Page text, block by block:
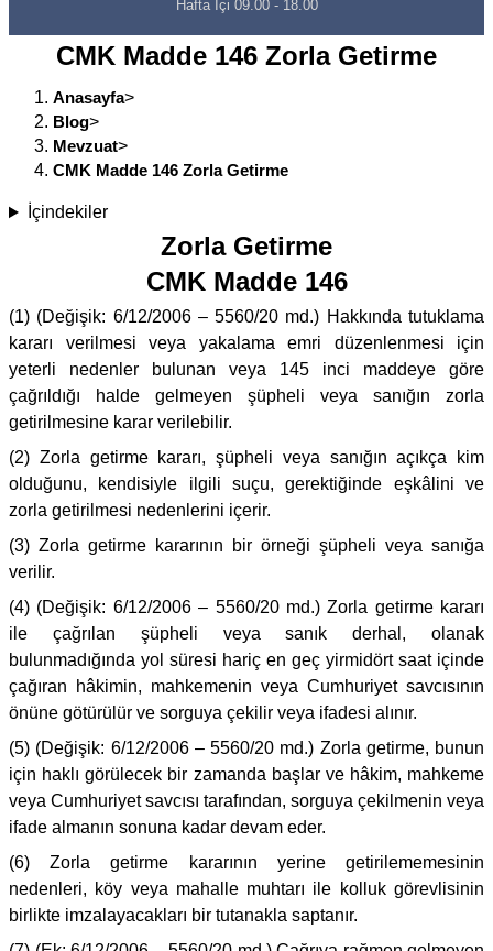
Hafta İçi 09.00 - 18.00
CMK Madde 146 Zorla Getirme
Anasayfa>
Blog>
Mevzuat>
CMK Madde 146 Zorla Getirme
İçindekiler
Zorla Getirme
CMK Madde 146
(1) (Değişik: 6/12/2006 – 5560/20 md.) Hakkında tutuklama
kararı verilmesi veya yakalama emri düzenlenmesi için
yeterli nedenler bulunan veya 145 inci maddeye göre
çağrıldığı halde gelmeyen şüpheli veya sanığın zorla
getirilmesine karar verilebilir.
(2) Zorla getirme kararı, şüpheli veya sanığın açıkça kim
olduğunu, kendisiyle ilgili suçu, gerektiğinde eşkâlini ve
zorla getirilmesi nedenlerini içerir.
(3) Zorla getirme kararının bir örneği şüpheli veya sanığa
verilir.
(4) (Değişik: 6/12/2006 – 5560/20 md.) Zorla getirme kararı
ile çağrılan şüpheli veya sanık derhal, olanak
bulunmadığında yol süresi hariç en geç yirmidört saat içinde
çağıran hâkimin, mahkemenin veya Cumhuriyet savcısının
önüne götürülür ve sorguya çekilir veya ifadesi alınır.
(5) (Değişik: 6/12/2006 – 5560/20 md.) Zorla getirme, bunun
için haklı görülecek bir zamanda başlar ve hâkim, mahkeme
veya Cumhuriyet savcısı tarafından, sorguya çekilmenin veya
ifade almanın sonuna kadar devam eder.
(6) Zorla getirme kararının yerine getirilememesinin
nedenleri, köy veya mahalle muhtarı ile kolluk görevlisinin
birlikte imzalayacakları bir tutanakla saptanır.